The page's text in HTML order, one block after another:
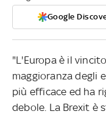
Google
"L'Europa è il
maggioranza degli
più efficace ed ha
debole. La Brexit è